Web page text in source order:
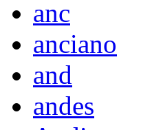
anc
anciano
and
andes